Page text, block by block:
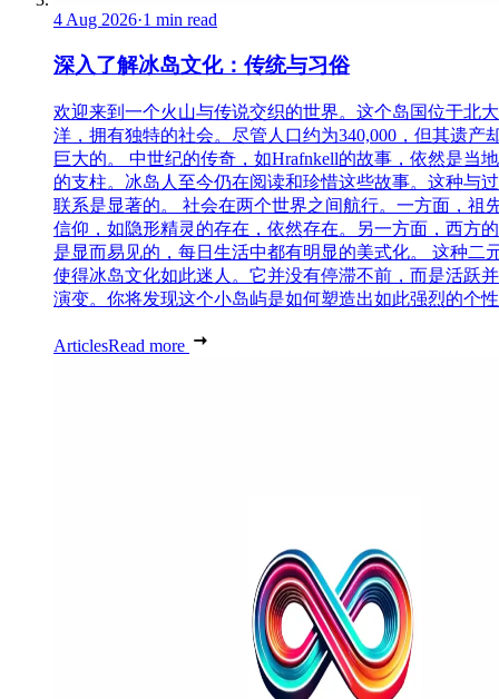
4 Aug 2026·1 min read
深入了解冰岛文化：传统与习俗
欢迎来到一个火山与传说交织的世界。这个岛国位于北
洋，拥有独特的社会。尽管人口约为340,000，但其遗产
巨大的。 中世纪的传奇，如Hrafnkell的故事，依然是当
的支柱。冰岛人至今仍在阅读和珍惜这些故事。这种与
联系是显著的。 社会在两个世界之间航行。一方面，祖
信仰，如隐形精灵的存在，依然存在。另一方面，西方
是显而易见的，每日生活中都有明显的美式化。 这种二
使得冰岛文化如此迷人。它并没有停滞不前，而是活跃
演变。你将发现这个小岛屿是如何塑造出如此强烈的个
ArticlesRead more